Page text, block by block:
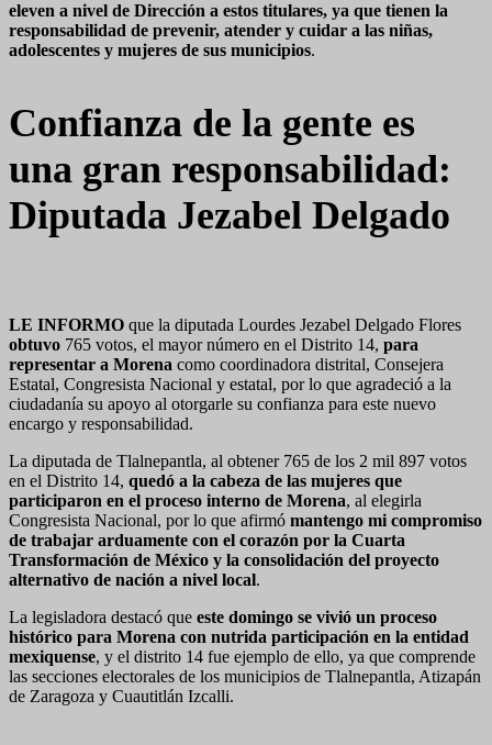
eleven a nivel de Dirección a estos titulares, ya que tienen la
responsabilidad de prevenir, atender y cuidar a las niñas,
adolescentes y mujeres de sus municipios.
Confianza de la gente es
una gran responsabilidad:
Diputada Jezabel Delgado
LE INFORMO que la diputada Lourdes Jezabel Delgado Flores
obtuvo 765 votos, el mayor número en el Distrito 14, para
representar a Morena como coordinadora distrital, Consejera
Estatal, Congresista Nacional y estatal, por lo que agradeció a la
ciudadanía su apoyo al otorgarle su confianza para este nuevo
encargo y responsabilidad.
La diputada de Tlalnepantla, al obtener 765 de los 2 mil 897 votos
en el Distrito 14, quedó a la cabeza de las mujeres que
participaron en el proceso interno de Morena, al elegirla
Congresista Nacional, por lo que afirmó mantengo mi compromiso
de trabajar arduamente con el corazón por la Cuarta
Transformación de México y la consolidación del proyecto
alternativo de nación a nivel local.
La legisladora destacó que este domingo se vivió un proceso
histórico para Morena con nutrida participación en la entidad
mexiquense, y el distrito 14 fue ejemplo de ello, ya que comprende
las secciones electorales de los municipios de Tlalnepantla, Atizapán
de Zaragoza y Cuautitlán Izcalli.